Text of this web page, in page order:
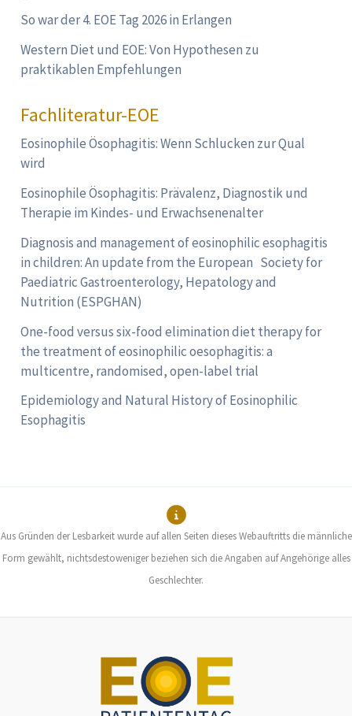
So war der 4. EOE Tag 2026 in Erlangen
Western Diet und EOE: Von Hypothesen zu
praktikablen Empfehlungen
Fachliteratur-EOE
Eosinophile Ösophagitis: Wenn Schlucken zur Qual
wird
Eosinophile Ösophagitis: Prävalenz, Diagnostik und
Therapie im Kindes- und Erwachsenenalter
Diagnosis and management of eosinophilic esophagitis
in children: An update from the European Society for
Paediatric Gastroenterology, Hepatology and
Nutrition (ESPGHAN)
One-food versus six-food elimination diet therapy for
the treatment of eosinophilic oesophagitis: a
multicentre, randomised, open-label trial
Epidemiology and Natural History of Eosinophilic
Esophagitis
Aus Gründen der Lesbarkeit wurde auf allen Seiten dieses Webauftritts die männliche
Form gewählt, nichtsdestoweniger beziehen sich die Angaben auf Angehörige alles
Geschlechter.